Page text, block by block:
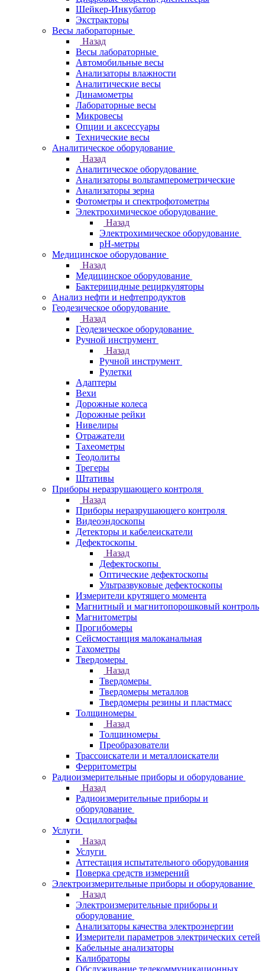
Шейкер-Инкубатор
Экстракторы
Весы лабораторные
Назад
Весы лабораторные
Автомобильные весы
Анализаторы влажности
Аналитические весы
Динамометры
Лабораторные весы
Микровесы
Опции и аксессуары
Технические весы
Аналитическое оборудование
Назад
Аналитическое оборудование
Анализаторы вольтамперометрические
Анализаторы зерна
Фотометры и спектрофотометры
Электрохимическое оборудование
Назад
Электрохимическое оборудование
pH-метры
Медицинское оборудование
Назад
Медицинское оборудование
Бактерицидные рециркуляторы
Анализ нефти и нефтепродуктов
Геодезическое оборудование
Назад
Геодезическое оборудование
Ручной инструмент
Назад
Ручной инструмент
Рулетки
Адаптеры
Вехи
Дорожные колеса
Дорожные рейки
Нивелиры
Отражатели
Тахеометры
Теодолиты
Трегеры
Штативы
Приборы неразрушающего контроля
Назад
Приборы неразрушающего контроля
Видеоэндоскопы
Детекторы и кабелеискатели
Дефектоскопы
Назад
Дефектоскопы
Оптические дефектоскопы
Ультразвуковые дефектоскопы
Измерители крутящего момента
Магнитный и магнитопорошковый контроль
Магнитометры
Прогибомеры
Сейсмостанция малоканальная
Тахометры
Твердомеры
Назад
Твердомеры
Твердомеры металлов
Твердомеры резины и пластмасс
Толщиномеры
Назад
Толщиномеры
Преобразователи
Трассоискатели и металлоискатели
Ферритометры
Радиоизмерительные приборы и оборудование
Назад
Радиоизмерительные приборы и
оборудование
Осциллографы
Услуги
Назад
Услуги
Аттестация испытательного оборудования
Поверка средств измерений
Электроизмерительные приборы и оборудование
Назад
Электроизмерительные приборы и
оборудование
Анализаторы качества электроэнергии
Измерители параметров электрических сетей
Кабельные анализаторы
Калибраторы
Обслуживание телекоммуникационных